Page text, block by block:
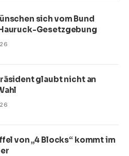
sich vom Bund
Gesetzgebung
glaubt nicht an
von „4 Blocks“ kommt im